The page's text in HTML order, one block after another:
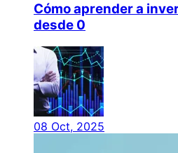
Cómo aprender a
desde 0
08 Oct, 2025